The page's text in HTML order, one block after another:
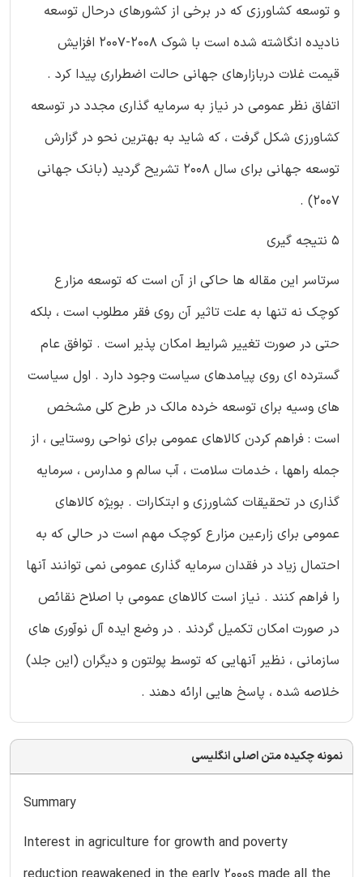
و توسعه كشاورزی كه در برخی از كشورهای درحال توسعه
نادیده انگاشته شده است با شوك 2008-2007 افزایش
قیمت غلات دربازارهای جهانی حالت اضطراری پیدا كرد .
اتفاق نظر عمومی در نیاز به سرمایه گذاری مجدد در توسعه
كشاورزی شكل گرفت ، كه شاید به بهترین نحو در گزارش
توسعه جهانی برای سال 2008 تشریح گردید (بانك جهانی
2007) .
5 نتیجه گیری
سرتاسر این مقاله ها حاكی از آن است كه توسعه مزارع
كوچك نه تنها به علت تاثیر آن روی فقر مطلوب است ، بلكه
حتی در صورت تغییر شرایط امكان پذیر است . توافق عام
گسترده ای روی پیامدهای سیاست وجود دارد . اول سیاست
های وسیه برای توسعه خرده مالك در طرح كلی مشخص
است : فراهم كردن كالاهای عمومی برای نواحی روستایی ، از
جمله راهها ، خدمات سلامت ، آب سالم و مدارس ، سرمایه
گذاری در تحقیقات كشاورزی و ابتكارات . بویژه كالاهای
عمومی برای زارعین مزارع كوچك مهم است در حالی كه به
احتمال زیاد در فقدان سرمایه گذاری عمومی نمی توانند آنها
را فراهم كنند . نیاز است كالاهای عمومی با اصلاح نقائص
در صورت امكان تكمیل گردند . در وضع ایده آل نوآوری های
سازمانی ، نظیر آنهایی كه توسط پولتون و دیگران (این جلد)
خلاصه شده ، پاسخ هایی ارائه دهند .
نمونه چکیده متن اصلی انگلیسی
Summary
Interest in agriculture for growth and poverty